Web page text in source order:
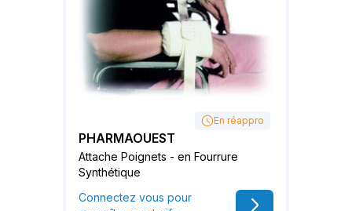
En réappro
PHARMAOUEST
Attache Poignets - en Fourrure
Synthétique
Connectez vous pour